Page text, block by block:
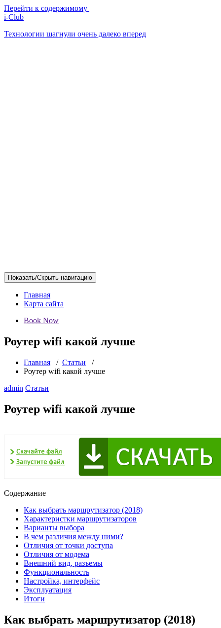
Перейти к содержимому
i-Club
Технологии шагнули очень далеко вперед
Показать/Скрыть навигацию
Главная
Карта сайта
Book Now
Роутер wifi какой лучше
Главная / Статьи /
Роутер wifi какой лучше
admin Статьи
Роутер wifi какой лучше
Содержание
Как выбрать маршрутизатор (2018)
Характеристки маршрутизаторов
Варианты выбора
В чем различия между ними?
Отличия от точки доступа
Отличия от модема
Внешний вид, разъемы
Функциональность
Настройка, интерфейс
Эксплуатация
Итоги
Как выбрать маршрутизатор (2018)